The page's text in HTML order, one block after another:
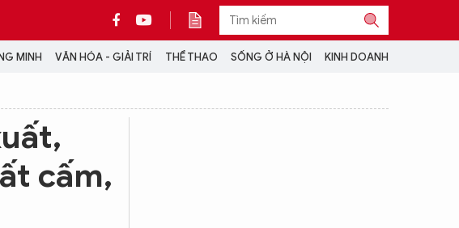
MINH VĂN HÓA - GIẢI TRÍ THỂ THAO SỐNG Ở HÀ NỘI KINH DOANH
cấm,